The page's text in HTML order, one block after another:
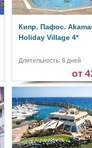
Кипр. Пафос.
Holiday Village 4*
Длительность: 8 дней
от